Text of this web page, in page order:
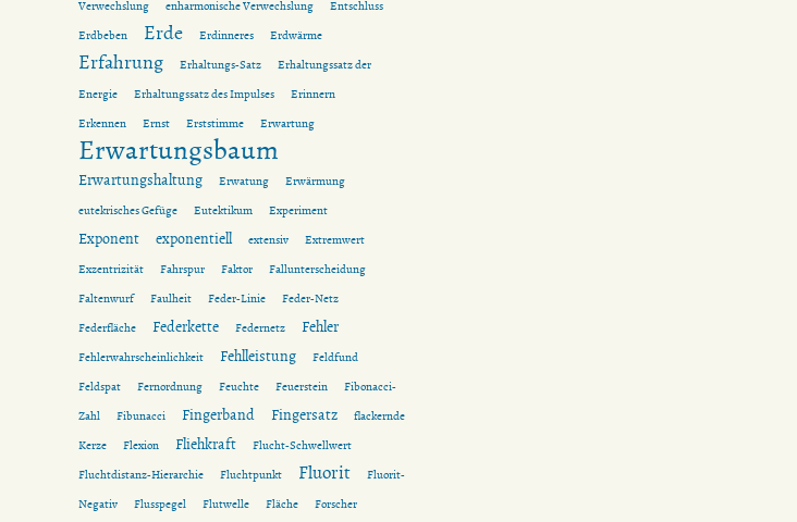
Verwechslung
enharmonische Verwechslung
Entschluss
Erdbeben
Erde Erdinneres Erdwärme
Erfahrung Erhaltungs-Satz
Erhaltungssatz der
Energie
Erhaltungssatz des Impulses
Erinnern
Erkennen
Ernst Erststimme Erwartung
Erwartungsbaum
Erwartungshaltung Erwatung
Erwärmung
eutekrisches Gefüge
Eutektikum Experiment
Exponent exponentiell extensiv
Extremwert
Exzentrizität
Fahrspur Faktor
Fallunterscheidung
Faltenwurf
Faulheit Feder-Linie
Feder-Netz
Federfläche
Federkette Federnetz Fehler
Fehlerwahrscheinlichkeit Fehlleistung
Feldfund
Feldspat
Fernordnung Feuchte Feuerstein
Fibonacci-
Zahl
Fibunacci Fingerband Fingersatz
flackernde
Kerze
Flexion Fliehkraft
Flucht-Schwellwert
Fluchtdistanz-Hierarchie
Fluchtpunkt Fluorit
Fluorit-
Negativ
Flusspegel Flutwelle Fläche Forscher